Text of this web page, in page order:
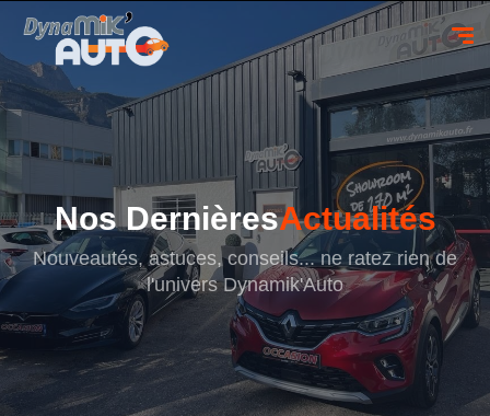
Nos DernièresActualités
Nouveautés, astuces, conseils... ne ratez rien de
l'univers Dynamik'Auto